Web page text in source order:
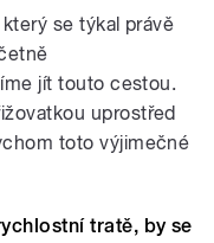
se týkal právě
jít touto cestou.
uprostřed
toto výjimečné
tratě, by se